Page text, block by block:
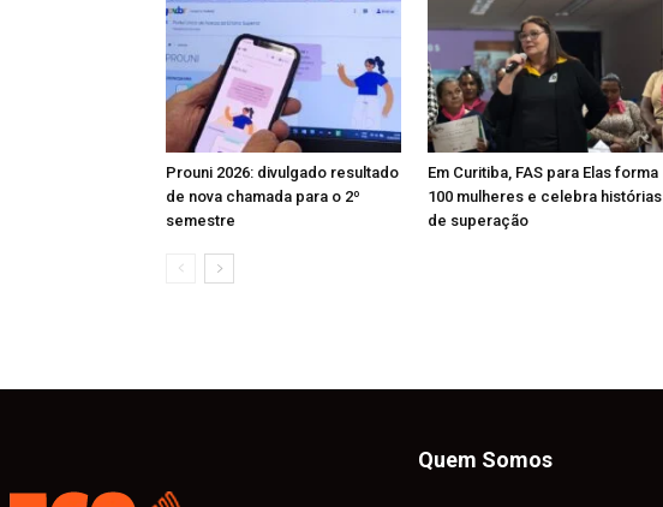
Prouni 2026: divulgado resultado
de nova chamada para o 2º
semestre
Em Curitiba, FAS para Elas forma
100 mulheres e celebra histórias
de superação
Quem Somos